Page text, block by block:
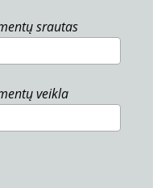
srautas
veikla